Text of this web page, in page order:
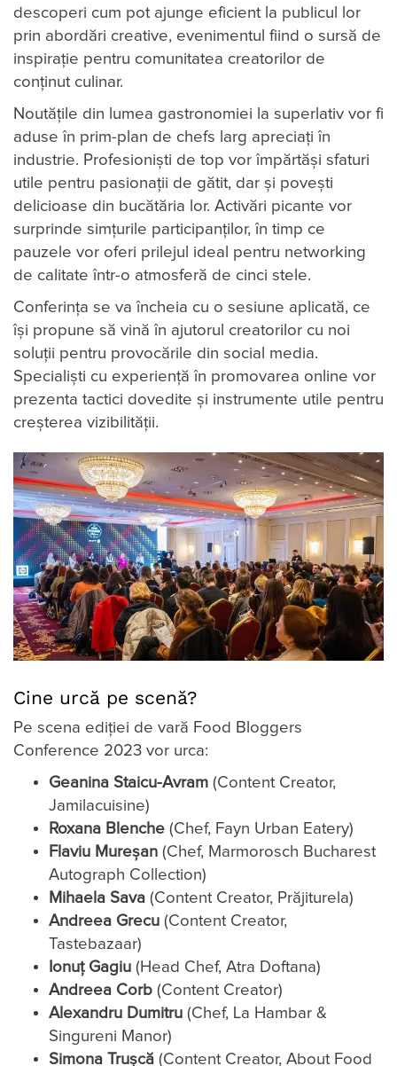
descoperi cum pot ajunge eficient la publicul lor
prin abordări creative, evenimentul fiind o sursă de
inspirație pentru comunitatea creatorilor de
conținut culinar.
Noutățile din lumea gastronomiei la superlativ vor fi
aduse în prim-plan de chefs larg apreciați în
industrie. Profesioniști de top vor împărtăși sfaturi
utile pentru pasionații de gătit, dar și povești
delicioase din bucătăria lor. Activări picante vor
surprinde simțurile participanților, în timp ce
pauzele vor oferi prilejul ideal pentru networking
de calitate într-o atmosferă de cinci stele.
Conferința se va încheia cu o sesiune aplicată, ce
își propune să vină în ajutorul creatorilor cu noi
soluții pentru provocările din social media.
Specialiști cu experiență în promovarea online vor
prezenta tactici dovedite și instrumente utile pentru
creșterea vizibilității.
Cine urcă pe scenă?
Pe scena ediției de vară Food Bloggers
Conference 2023 vor urca:
Geanina Staicu-Avram (Content Creator,
Jamilacuisine)
Roxana Blenche (Chef, Fayn Urban Eatery)
Flaviu Mureșan (Chef, Marmorosch Bucharest
Autograph Collection)
Mihaela Sava (Content Creator, Prăjiturela)
Andreea Grecu (Content Creator,
Tastebazaar)
Ionuț Gagiu (Head Chef, Atra Doftana)
Andreea Corb (Content Creator)
Alexandru Dumitru (Chef, La Hambar &
Singureni Manor)
Simona Trușcă (Content Creator, About Food